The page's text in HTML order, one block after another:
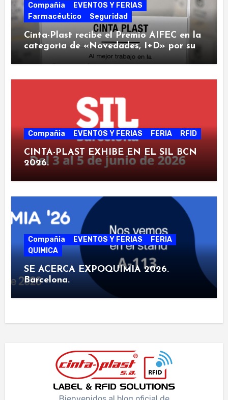
Compañia
EVENTOS Y FERIAS
Farmacéutico
Seguridad
Cinta-Plast recibe el Premio AIFEC en la
categoría de «Novedades, I+D» por su
nueva “Clinical Touch Label»
Compañia EVENTOS Y FERIAS FERIA RFID
CINTA-PLAST EXHIBE EN EL SIL BCN
2026.
Compañia EVENTOS Y FERIAS
FERIA
QUIMICA
SE ACERCA EXPOQUIMIA 2026.
Barcelona.